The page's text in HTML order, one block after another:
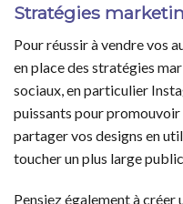
Stratégies
Pour réussir à vendre vos
en place des stratégies
sociaux, en particulier
puissants pour promouvoir
partager vos designs en
toucher un plus large public.
Pensiez également à